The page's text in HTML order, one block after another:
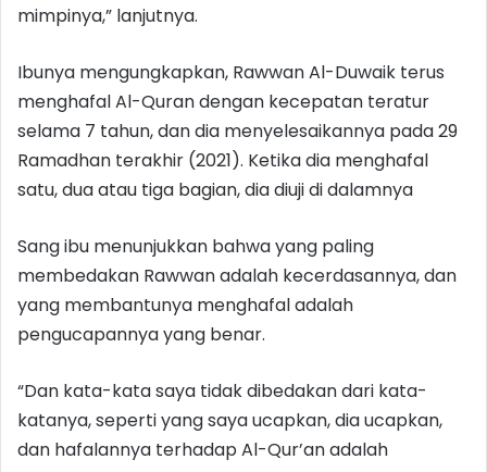
mimpinya,” lanjutnya.
Ibunya mengungkapkan, Rawwan Al-Duwaik terus
menghafal Al-Quran dengan kecepatan teratur
selama 7 tahun, dan dia menyelesaikannya pada 29
Ramadhan terakhir (2021). Ketika dia menghafal
satu, dua atau tiga bagian, dia diuji di dalamnya
Sang ibu menunjukkan bahwa yang paling
membedakan Rawwan adalah kecerdasannya, dan
yang membantunya menghafal adalah
pengucapannya yang benar.
“Dan kata-kata saya tidak dibedakan dari kata-
katanya, seperti yang saya ucapkan, dia ucapkan,
dan hafalannya terhadap Al-Qur’an adalah